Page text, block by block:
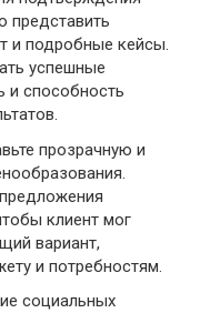
представить
и подробные кейсы.
успешные
и способность
прозрачную и
клиент мог
вариант,
и потребностям.
социальных